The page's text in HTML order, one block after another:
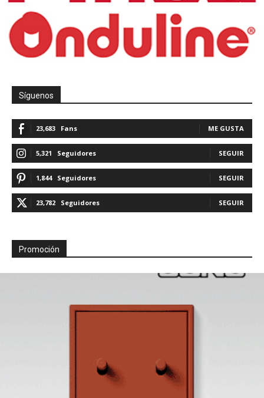
Síguenos
23,683 Fans ME GUSTA
5,321 Seguidores SEGUIR
1,844 Seguidores SEGUIR
23,782 Seguidores SEGUIR
Promoción